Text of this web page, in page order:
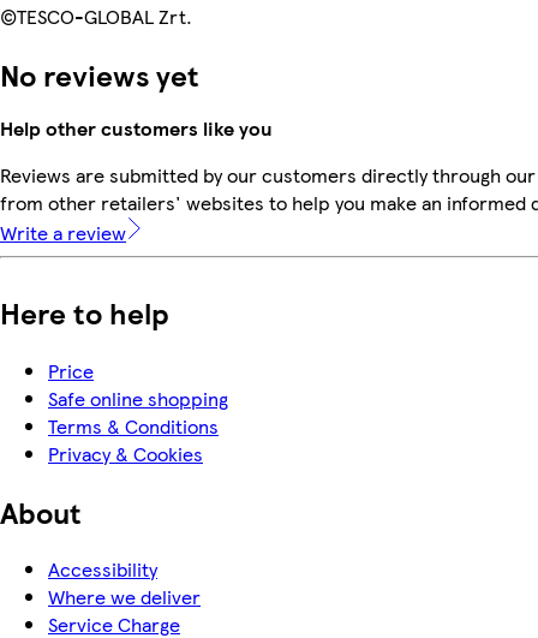
©TESCO-GLOBAL Zrt.
No reviews yet
Help other customers like you
Reviews are submitted by our customers directly through
from other retailers' websites to help you make an informed
Write a review
Here to help
Price
Safe online shopping
Terms & Conditions
Privacy & Cookies
About
Accessibility
Where we deliver
Service Charge